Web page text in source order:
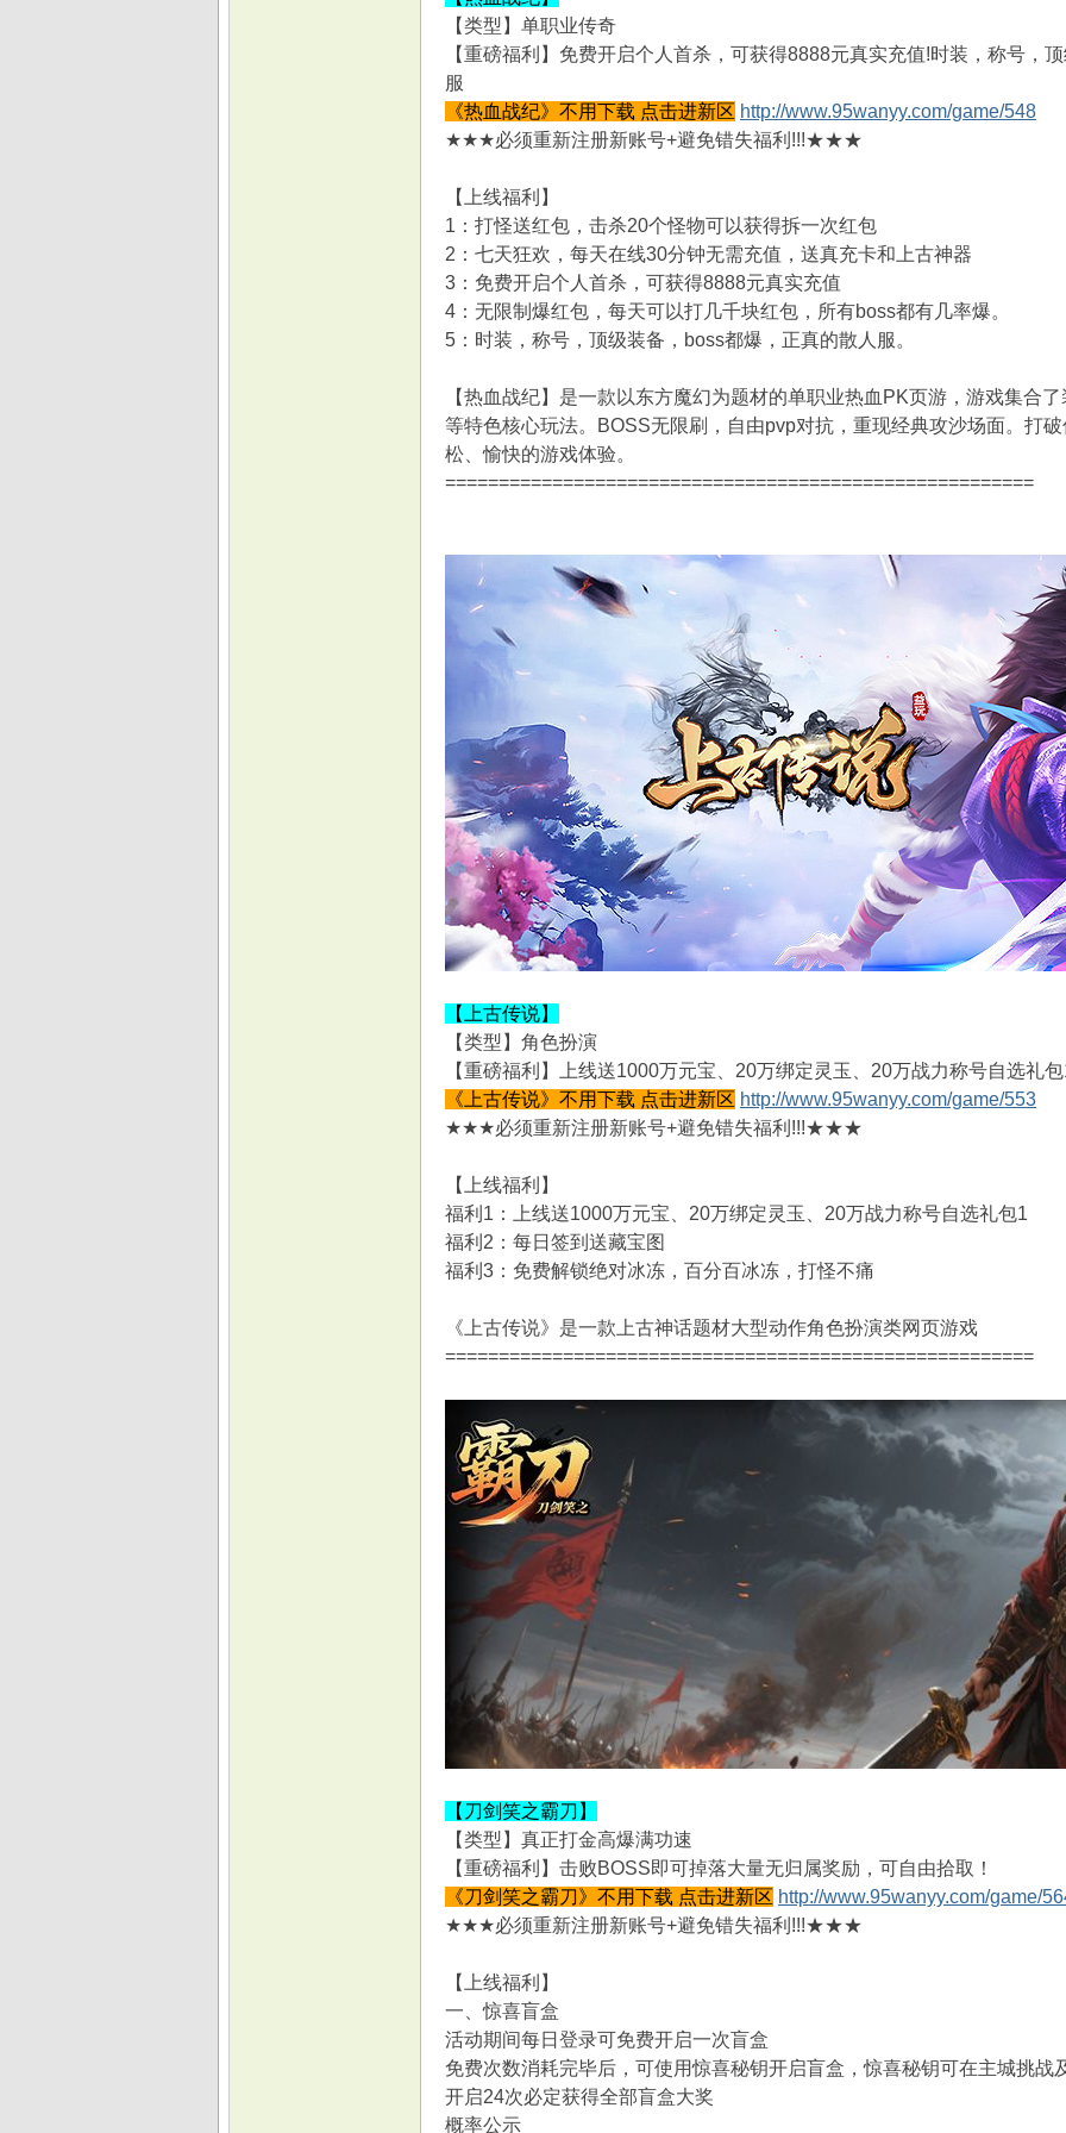
【类型】单职业传奇
【重磅福利】免费开启个人首杀，可获得8888元真实充值!时装，称号，
服
《热血战纪》不用下载 点击进新区 http://www.95wanyy.com/game/548
★★★必须重新注册新账号+避免错失福利!!!★★★
【上线福利】
1：打怪送红包，击杀20个怪物可以获得拆一次红包
2：七天狂欢，每天在线30分钟无需充值，送真充卡和上古神器
3：免费开启个人首杀，可获得8888元真实充值
4：无限制爆红包，每天可以打几千块红包，所有boss都有几率爆。
5：时装，称号，顶级装备，boss都爆，正真的散人服。
【热血战纪】是一款以东方魔幻为题材的单职业热血PK页游，游戏集合
等特色核心玩法。BOSS无限刷，自由pvp对抗，重现经典攻沙场面。打
松、愉快的游戏体验。
=======================================================
【上古传说】
【类型】角色扮演
【重磅福利】上线送1000万元宝、20万绑定灵玉、20万战力称号自选礼
《上古传说》不用下载 点击进新区 http://www.95wanyy.com/game/553
★★★必须重新注册新账号+避免错失福利!!!★★★
【上线福利】
福利1：上线送1000万元宝、20万绑定灵玉、20万战力称号自选礼包1
福利2：每日签到送藏宝图
福利3：免费解锁绝对冰冻，百分百冰冻，打怪不痛
《上古传说》是一款上古神话题材大型动作角色扮演类网页游戏
=======================================================
【刀剑笑之霸刀】
【类型】真正打金高爆满功速
【重磅福利】击败BOSS即可掉落大量无归属奖励，可自由拾取！
《刀剑笑之霸刀》不用下载 点击进新区 http://www.95wanyy.com/game/
★★★必须重新注册新账号+避免错失福利!!!★★★
【上线福利】
一、惊喜盲盒
活动期间每日登录可免费开启一次盲盒
免费次数消耗完毕后，可使用惊喜秘钥开启盲盒，惊喜秘钥可在主城挑战
开启24次必定获得全部盲盒大奖
概率公示